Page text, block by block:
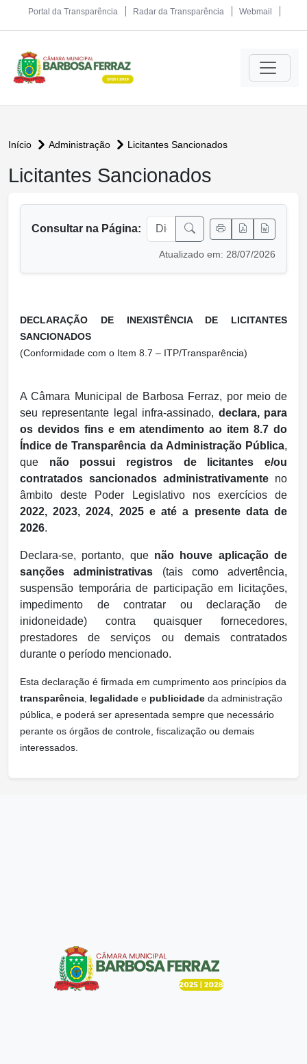
Portal da Transparência Radar da Transparência Webmail
Início Administração Licitantes Sancionados
conteúdo principal
Licitantes Sancionados
Consultar na Página:
Atualizado em: 28/07/2026
DECLARAÇÃO DE INEXISTÊNCIA DE LICITANTES
SANCIONADOS
(Conformidade com o Item 8.7 – ITP/Transparência)
A Câmara Municipal de Barbosa Ferraz, por meio de
seu representante legal infra-assinado, declara, para
os devidos fins e em atendimento ao item 8.7 do
Índice de Transparência da Administração Pública,
que não possui registros de licitantes e/ou
contratados sancionados administrativamente no
âmbito deste Poder Legislativo nos exercícios de
2022, 2023, 2024, 2025 e até a presente data de
2026.
Declara-se, portanto, que não houve aplicação de
sanções administrativas (tais como advertência,
suspensão temporária de participação em licitações,
impedimento de contratar ou declaração de
inidoneidade) contra quaisquer fornecedores,
prestadores de serviços ou demais contratados
durante o período mencionado.
Esta declaração é firmada em cumprimento aos princípios da
transparência, legalidade e publicidade da administração
pública, e poderá ser apresentada sempre que necessário
perante os órgãos de controle, fiscalização ou demais
interessados.